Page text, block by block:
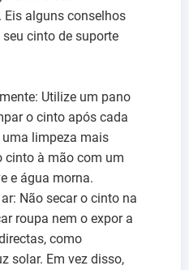
Eis alguns conselhos
cinto de suporte
Utilize um pano
o cinto após cada
limpeza mais
cinto à mão com um
e água morna.
Não secar o cinto na
roupa nem o expor a
como
solar. Em vez disso,